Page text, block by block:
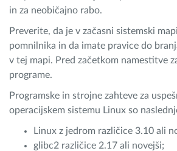
in za neobičajno rabo.
Preverite, da je v začasni sistemski
pomnilnika in da imate pravice do
v tej mapi. Pred začetkom namestitve
programe.
Programske in strojne zahteve za
operacijskem sistemu Linux so
Linux z jedrom različice 3.10 ali
glibc2 različice 2.17 ali novejši;